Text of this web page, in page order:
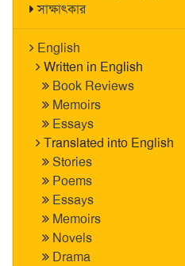
সাক্ষাৎকার
English
Written in English
Book Reviews
Memoirs
Essays
Translated into English
Stories
Poems
Essays
Memoirs
Novels
Drama